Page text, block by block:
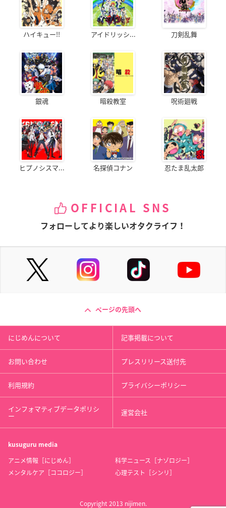
ハイキュー!! アイドリッシ... 刀剣乱舞
銀魂 暗殺教室 呪術廻戦
ヒプノシスマ... 名探偵コナン 忍たま乱太郎
OFFICIAL SNS
フォローしてより楽しいオタクライフ！
ページの先頭へ
にじめんについて 記事掲載について
お問い合わせ プレスリリース送付先
利用規約 プライバシーポリシー
インフォマティブデータポリシ
ー 運営会社
kusuguru media
アニメ情報［にじめん］
科学ニュース［ナゾロジー］
メンタルケア［ココロジー］
心理テスト［シンリ］
Copyright 2013 nijimen.